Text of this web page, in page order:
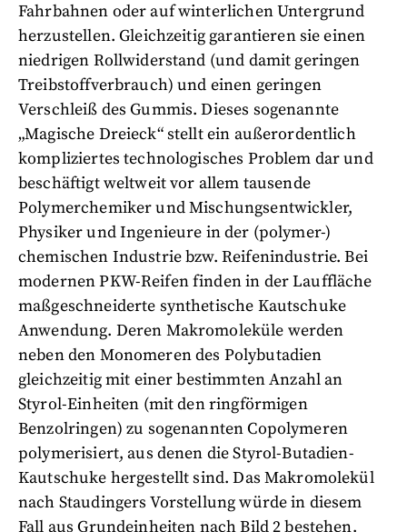
Fahrbahnen oder auf winterlichen Untergrund
herzustellen. Gleichzeitig garantieren sie einen
niedrigen Rollwiderstand (und damit geringen
Treibstoffverbrauch) und einen geringen
Verschleiß des Gummis. Dieses sogenannte
„Magische Dreieck“ stellt ein außerordentlich
kompliziertes technologisches Problem dar und
beschäftigt weltweit vor allem tausende
Polymerchemiker und Mischungsentwickler,
Physiker und Ingenieure in der (polymer-)
chemischen Industrie bzw. Reifenindustrie. Bei
modernen PKW-Reifen finden in der Lauffläche
maßgeschneiderte synthetische Kautschuke
Anwendung. Deren Makromoleküle werden
neben den Monomeren des Polybutadien
gleichzeitig mit einer bestimmten Anzahl an
Styrol-Einheiten (mit den ringförmigen
Benzolringen) zu sogenannten Copolymeren
polymerisiert, aus denen die Styrol-Butadien-
Kautschuke hergestellt sind. Das Makromolekül
nach Staudingers Vorstellung würde in diesem
Fall aus Grundeinheiten nach Bild 2 bestehen.